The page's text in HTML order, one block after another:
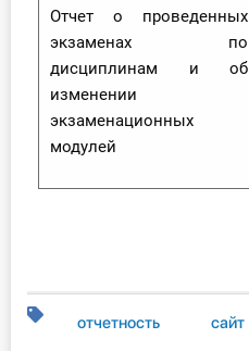
Отчет о проведенных
экзаменах по
дисциплинам и об
изменении
экзаменационных
модулей
отчетность сайт